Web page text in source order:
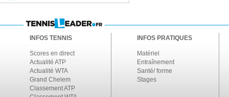
INFOS TENNIS
Scores en direct
Actualité ATP
Actualité WTA
Grand Chelem
Classement ATP
INFOS PRATIQUES
Matériel
Entraînement
Santé/ forme
Stages